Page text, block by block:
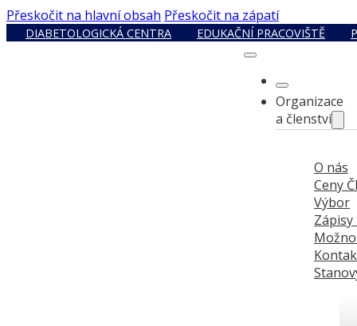
Přeskočit na hlavní obsah Přeskočit na zápatí
DIABETOLOGICKÁ CENTRA EDUKAČNÍ PRACOVIŠTĚ
Organizace
a členství
O nás
Ceny
Výbor